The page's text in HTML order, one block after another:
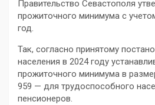
Правительство Севастополя
прожиточного минимума с
год.
Так, согласно принятому
населения в 2024 году
прожиточного минимума в
959 — для трудоспособного
пенсионеров.